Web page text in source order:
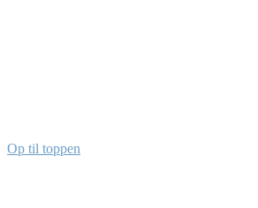
Op til toppen